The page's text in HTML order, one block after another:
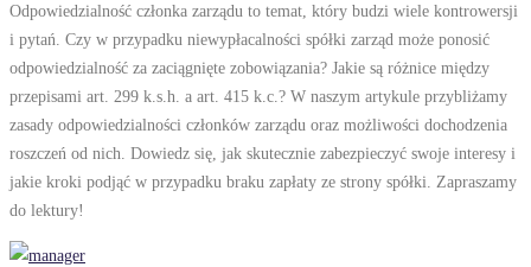
Odpowiedzialność członka zarządu to temat, który budzi wiele kontrowersji
i pytań. Czy w przypadku niewypłacalności spółki zarząd może ponosić
odpowiedzialność za zaciągnięte zobowiązania? Jakie są różnice między
przepisami art. 299 k.s.h. a art. 415 k.c.? W naszym artykule przybliżamy
zasady odpowiedzialności członków zarządu oraz możliwości dochodzenia
roszczeń od nich. Dowiedz się, jak skutecznie zabezpieczyć swoje interesy i
jakie kroki podjąć w przypadku braku zapłaty ze strony spółki. Zapraszamy
do lektury!